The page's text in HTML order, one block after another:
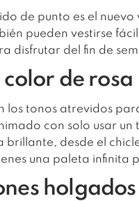
de punto es el
pueden vestirse
disfrutar del fin de
color de rosa
los tonos atrevidos
con solo usar un
brillante, desde el
una paleta infinita
holgados